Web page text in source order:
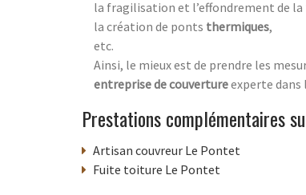
la fragilisation et l’effondrement de la
la création de ponts thermiques,
etc.
Ainsi, le mieux est de prendre les
entreprise de couvertureexperte dans
Prestations complémentaires
Artisan couvreur Le Pontet
Fuite toiture Le Pontet